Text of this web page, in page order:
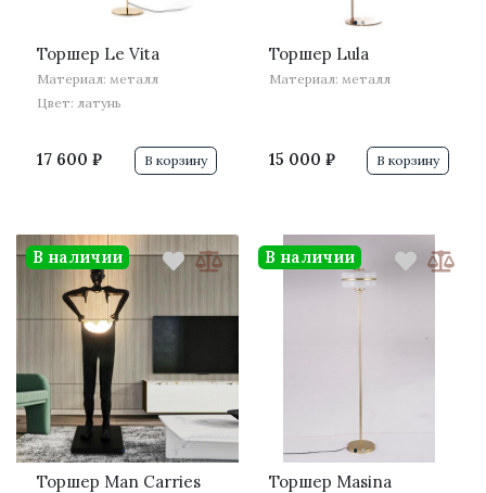
Торшер Le Vita
Материал: металл
Цвет: латунь
17 600 ₽ В корзину
··
Торшер Lula
Материал: металл
15 000 ₽ В корзину
··
Торшер Man Carries
В наличии
··
Торшер Masina
В наличии